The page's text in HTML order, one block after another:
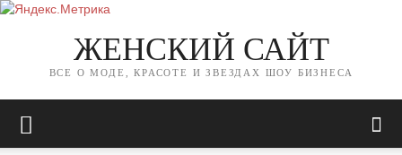
ЖЕНСКИЙ САЙТ
ВСЕ О МОДЕ, КРАСОТЕ И ЗВЕЗДАХ ШОУ БИЗНЕСА